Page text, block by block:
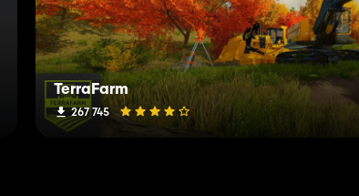
TerraFarm
267 745